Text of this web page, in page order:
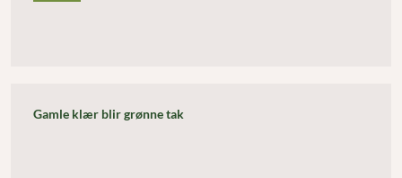
Gamle klær blir grønne tak